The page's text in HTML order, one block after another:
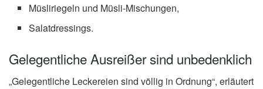
Müsliriegeln und Müsli-Mischungen,
Salatdressings.
Gelegentliche Ausreißer sind unbedenklich
„Gelegentliche Leckereien sind völlig in Ordnung“, erläutert